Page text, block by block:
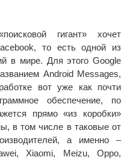
гигант» хочет
то есть одной из
в мире. Для этого Google
Android Messages,
вот уже как почти
обеспечение, по
прямо «из коробки»
в том числе в таковые от
а именно –
Xiaomi, Meizu, Oppo,